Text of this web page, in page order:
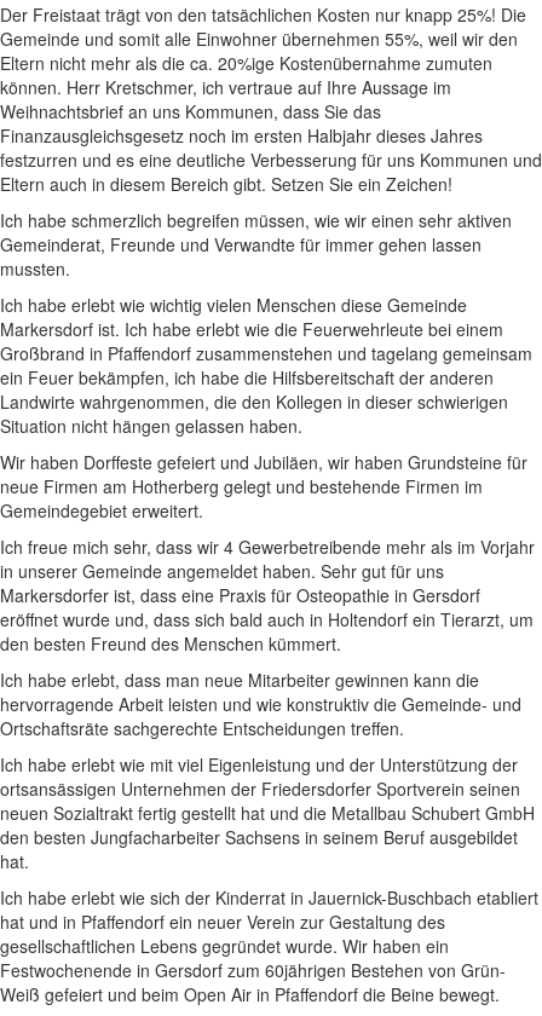
Der Freistaat trägt von den tatsächlichen Kosten nur knapp 25%! Die
Gemeinde und somit alle Einwohner übernehmen 55%, weil wir den
Eltern nicht mehr als die ca. 20%ige Kostenübernahme zumuten
können. Herr Kretschmer, ich vertraue auf Ihre Aussage im
Weihnachtsbrief an uns Kommunen, dass Sie das
Finanzausgleichsgesetz noch im ersten Halbjahr dieses Jahres
festzurren und es eine deutliche Verbesserung für uns Kommunen und
Eltern auch in diesem Bereich gibt. Setzen Sie ein Zeichen!
Ich habe schmerzlich begreifen müssen, wie wir einen sehr aktiven
Gemeinderat, Freunde und Verwandte für immer gehen lassen
mussten.
Ich habe erlebt wie wichtig vielen Menschen diese Gemeinde
Markersdorf ist. Ich habe erlebt wie die Feuerwehrleute bei einem
Großbrand in Pfaffendorf zusammenstehen und tagelang gemeinsam
ein Feuer bekämpfen, ich habe die Hilfsbereitschaft der anderen
Landwirte wahrgenommen, die den Kollegen in dieser schwierigen
Situation nicht hängen gelassen haben.
Wir haben Dorffeste gefeiert und Jubiläen, wir haben Grundsteine für
neue Firmen am Hotherberg gelegt und bestehende Firmen im
Gemeindegebiet erweitert.
Ich freue mich sehr, dass wir 4 Gewerbetreibende mehr als im Vorjahr
in unserer Gemeinde angemeldet haben. Sehr gut für uns
Markersdorfer ist, dass eine Praxis für Osteopathie in Gersdorf
eröffnet wurde und, dass sich bald auch in Holtendorf ein Tierarzt, um
den besten Freund des Menschen kümmert.
Ich habe erlebt, dass man neue Mitarbeiter gewinnen kann die
hervorragende Arbeit leisten und wie konstruktiv die Gemeinde- und
Ortschaftsräte sachgerechte Entscheidungen treffen.
Ich habe erlebt wie mit viel Eigenleistung und der Unterstützung der
ortsansässigen Unternehmen der Friedersdorfer Sportverein seinen
neuen Sozialtrakt fertig gestellt hat und die Metallbau Schubert GmbH
den besten Jungfacharbeiter Sachsens in seinem Beruf ausgebildet
hat.
Ich habe erlebt wie sich der Kinderrat in Jauernick-Buschbach etabliert
hat und in Pfaffendorf ein neuer Verein zur Gestaltung des
gesellschaftlichen Lebens gegründet wurde. Wir haben ein
Festwochenende in Gersdorf zum 60jährigen Bestehen von Grün-
Weiß gefeiert und beim Open Air in Pfaffendorf die Beine bewegt.